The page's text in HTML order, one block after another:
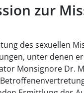
zur
des sexuellen
unter denen
Monsignore Dr.